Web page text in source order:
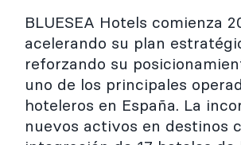
BLUESEA Hotels comienza
acelerando su plan
reforzando su
uno de los principales
hoteleros en España. La
nuevos activos en destinos